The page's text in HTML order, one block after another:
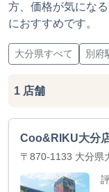
方、価格が気にな
におすすめです。
大分県すべて 別府
1 店舗
Coo&RIKU大分
〒870-1133 大分県